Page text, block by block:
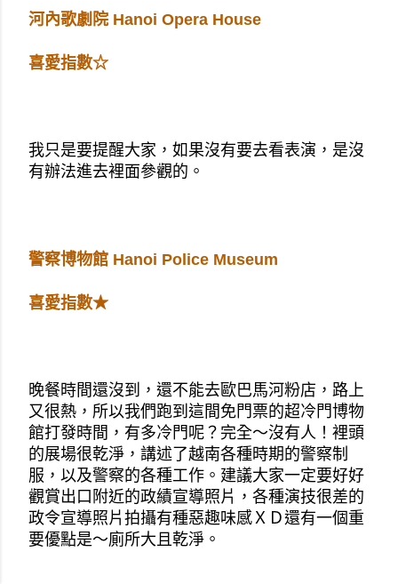
河內歌劇院 Hanoi Opera House
喜愛指數☆
我只是要提醒大家，如果沒有要去看表演，是沒
有辦法進去裡面參觀的。
警察博物館 Hanoi Police Museum
喜愛指數★
晚餐時間還沒到，還不能去歐巴馬河粉店，路上
又很熱，所以我們跑到這間免門票的超冷門博物
館打發時間，有多冷門呢？完全～沒有人！裡頭
的展場很乾淨，講述了越南各種時期的警察制
服，以及警察的各種工作。建議大家一定要好好
觀賞出口附近的政績宣導照片，各種演技很差的
政令宣導照片拍攝有種惡趣味感ＸＤ還有一個重
要優點是～廁所大且乾淨。